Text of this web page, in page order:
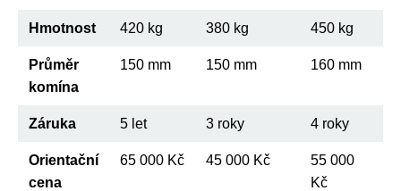
Hmotnost 420 kg 380 kg 450 kg
Průměr
komína
150 mm 150 mm 160 mm
Záruka 5 let 3 roky 4 roky
Orientační
cena
65 000 Kč 45 000 Kč
55 000
Kč